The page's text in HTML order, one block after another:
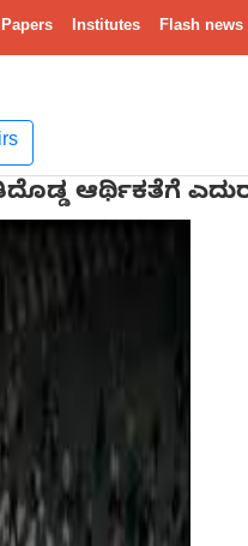
Institutes Flash news
ಆರ್ಥಿಕತೆಗೆ